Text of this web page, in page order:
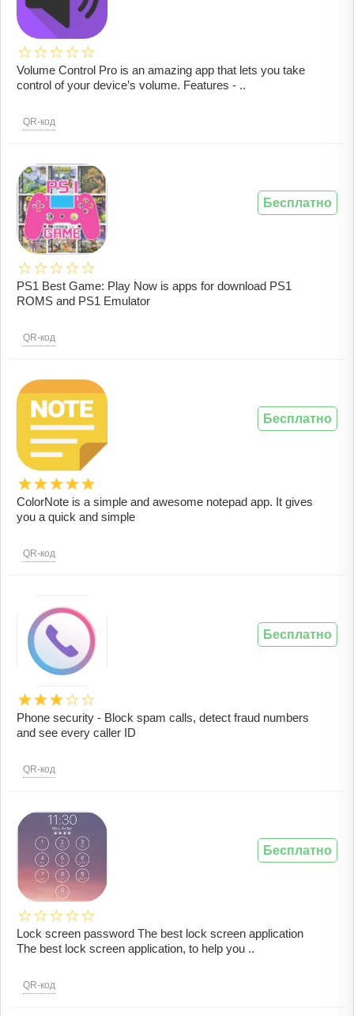
Volume Control Pro is an amazing app that lets you take
control of your device’s volume. Features - ..
QR-код
PS1 Best Game: Play Now is apps for download PS1
ROMS and PS1 Emulator
QR-код
Бесплатно
ColorNote is a simple and awesome notepad app. It gives
you a quick and simple
QR-код
Бесплатно
Phone security - Block spam calls, detect fraud numbers
and see every caller ID
QR-код
Бесплатно
Lock screen password The best lock screen application
The best lock screen application, to help you ..
QR-код
Бесплатно